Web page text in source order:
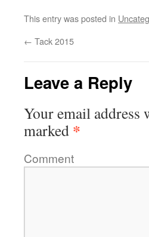
This entry was posted in
← Tack 2015
Leave a Reply
Your email
marked *
Comment